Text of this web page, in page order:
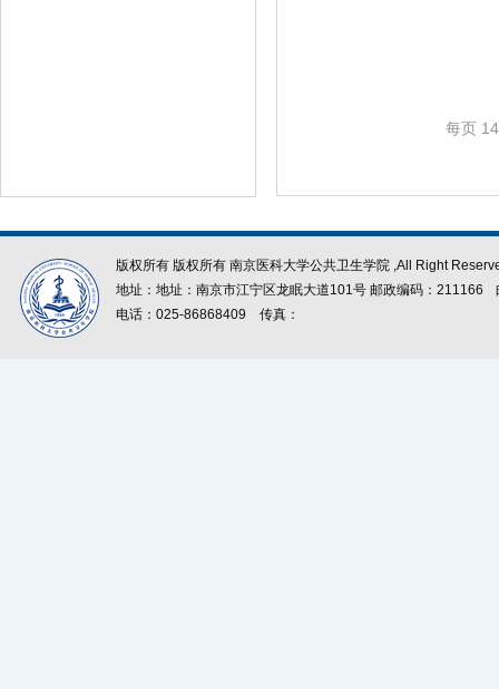
每页 14
版权所有 版权所有 南京医科大学公共卫生学院 ,All Right
地址：地址：南京市江宁区龙眠大道101号 邮政编码：211166
电话：025-86868409
传真：